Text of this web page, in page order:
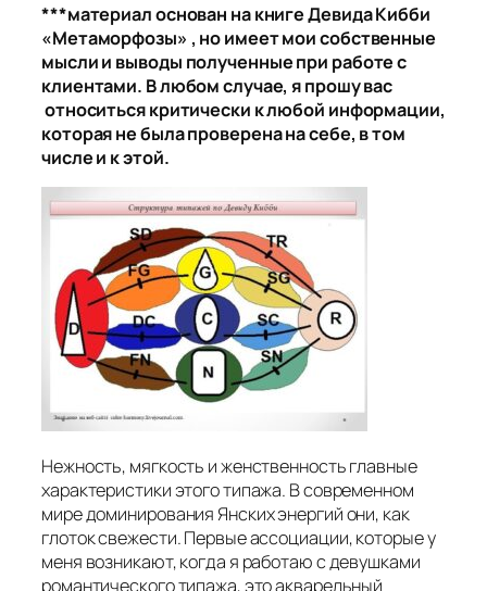
***материал основан на книге Девида Кибби
«Метаморфозы» , но имеет мои собственные
мысли и выводы полученные при работе с
клиентами. В любом случае, я прошу вас
относиться критически к любой информации,
которая не была проверена на себе, в том
числе и к этой.
Нежность, мягкость и женственность главные
характеристики этого типажа. В современном
мире доминирования Янских энергий они, как
глоток свежести. Первые ассоциации, которые у
меня возникают, когда я работаю с девушками
романтического типажа, это акварельный